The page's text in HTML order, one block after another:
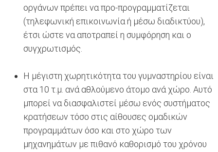
οργάνων πρέπει να προ-προγραμματίζεται
(τηλεφωνική επικοινωνία ή μέσω διαδικτύου),
έτσι ώστε να αποτραπεί η συμφόρηση και ο
συγχρωτισμός.
Η μέγιστη χωρητικότητα του γυμναστηρίου είναι
στα 10 τ.μ. ανά αθλούμενο άτομο ανά χώρο. Αυτό
μπορεί να διασφαλιστεί μέσω ενός συστήματος
κρατήσεων τόσο στις αίθουσες ομαδικών
προγραμμάτων όσο και στο χώρο των
μηχανημάτων με πιθανό καθορισμό του χρόνου